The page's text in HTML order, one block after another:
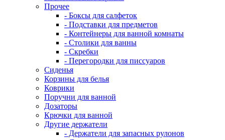
Прочее
- Боксы для салфеток
- Подставки для предметов
- Контейнеры для ванной комнаты
- Столики для ванны
- Скребки
- Перегородки для писсуаров
Сиденья
Корзины для белья
Коврики
Поручни для ванной
Дозаторы
Крючки для ванной
Другие держатели
- Держатели для запасных рулонов